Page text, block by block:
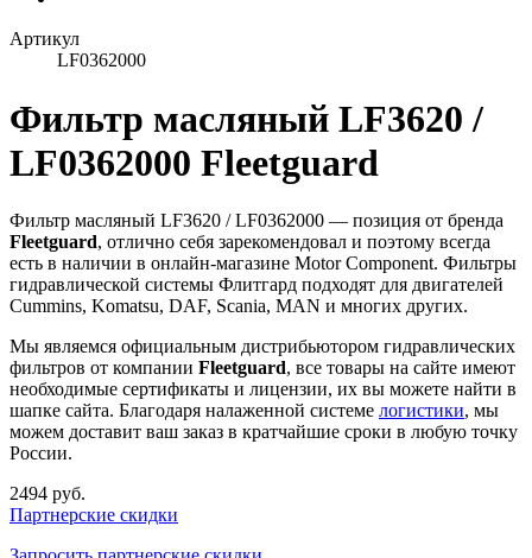
Артикул
LF0362000
Фильтр масляный LF3620 /
LF0362000 Fleetguard
Фильтр масляный LF3620 / LF0362000 — позиция от бренда
Fleetguard, отлично себя зарекомендовал и поэтому всегда
есть в наличии в онлайн-магазине Motor Component. Фильтры
гидравлической системы Флитгард подходят для двигателей
Cummins, Komatsu, DAF, Scania, MAN и многих других.
Мы являемся официальным дистрибьютором гидравлических
фильтров от компании Fleetguard, все товары на сайте имеют
необходимые сертификаты и лицензии, их вы можете найти в
шапке сайта. Благодаря налаженной системе логистики, мы
можем доставит ваш заказ в кратчайшие сроки в любую точку
России.
2494 руб.
Партнерские скидки